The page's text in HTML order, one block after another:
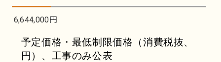
6,644,000円
予定価格・最低制限価格（消費税抜、
円）、工事のみ公表